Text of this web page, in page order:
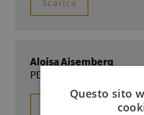
Scarica
Aloisa Aisemberg
PDF - 94.112 Kb
Questo sito